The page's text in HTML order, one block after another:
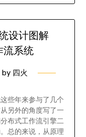
设计图解
流系统
by 四火
些年来参与了几个
另外的角度写了一
布式工作流引擎二
总的来说，从原理